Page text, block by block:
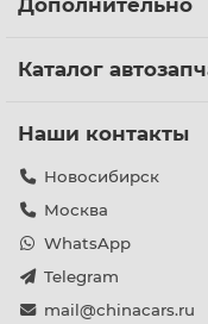
Дополнительно
Каталог
Наши контакты
Новосибирск
Москва
WhatsApp
Telegram
mail@chinacars.ru